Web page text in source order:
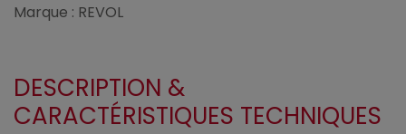
Marque : REVOL
DESCRIPTION &
CARACTÉRISTIQUES TECHNIQUES